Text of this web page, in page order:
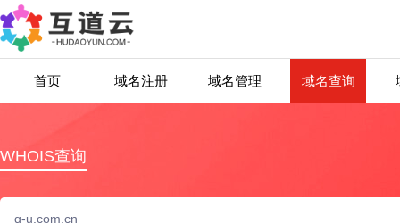
首页 域名注册 域名管理 域名查询
WHOIS查询